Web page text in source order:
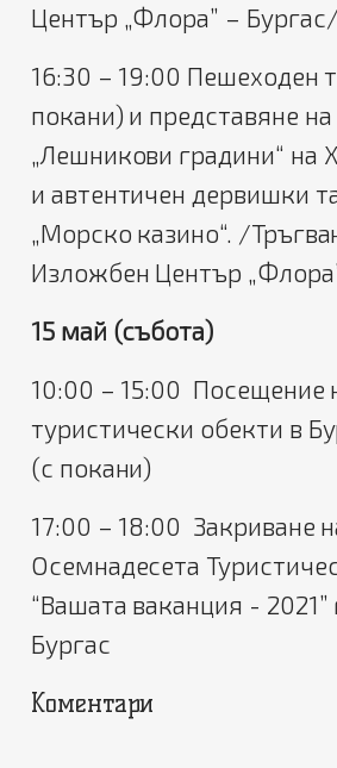
Център „Флора” –
16:30 – 19:00 Пешеходен
покани) и представяне на
„Лешникови градини“ на
и автентичен дервишки
„Морско казино“. /
Изложбен Център
15 май (събота)
10:00 – 15:00 Посещение
туристически обекти в
(с покани)
17:00 – 18:00 Закриване
Осемнадесета
“Вашата ваканция - 2021”
Бургас
Коментари